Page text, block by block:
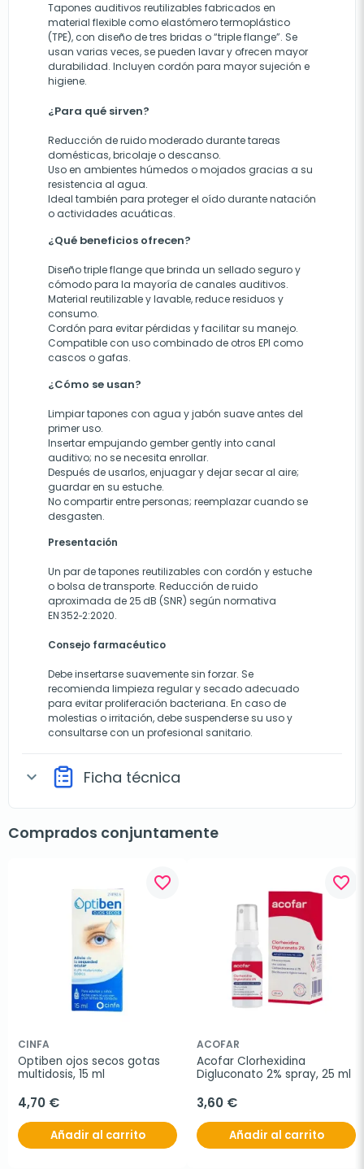
Tapones auditivos reutilizables fabricados en
material flexible como elastómero termoplástico
(TPE), con diseño de tres bridas o “triple flange”. Se
usan varias veces, se pueden lavar y ofrecen mayor
durabilidad. Incluyen cordón para mayor sujeción e
higiene.
¿Para qué sirven?
Reducción de ruido moderado durante tareas
domésticas, bricolaje o descanso.
Uso en ambientes húmedos o mojados gracias a su
resistencia al agua.
Ideal también para proteger el oído durante natación
o actividades acuáticas.
¿Qué beneficios ofrecen?
Diseño triple flange que brinda un sellado seguro y
cómodo para la mayoría de canales auditivos.
Material reutilizable y lavable, reduce residuos y
consumo.
Cordón para evitar pérdidas y facilitar su manejo.
Compatible con uso combinado de otros EPI como
cascos o gafas.
¿Cómo se usan?
Limpiar tapones con agua y jabón suave antes del
primer uso.
Insertar empujando gember gently into canal
auditivo; no se necesita enrollar.
Después de usarlos, enjuagar y dejar secar al aire;
guardar en su estuche.
No compartir entre personas; reemplazar cuando se
desgasten.
Presentación
Un par de tapones reutilizables con cordón y estuche
o bolsa de transporte. Reducción de ruido
aproximada de 25 dB (SNR) según normativa
EN 352‑2:2020.
Consejo farmacéutico
Debe insertarse suavemente sin forzar. Se
recomienda limpieza regular y secado adecuado
para evitar proliferación bacteriana. En caso de
molestias o irritación, debe suspenderse su uso y
consultarse con un profesional sanitario.
expand_more Ficha técnica
Comprados conjuntamente
favorite_border
CINFA
Optiben ojos secos gotas
multidosis, 15 ml
4,70 €
Añadir al carrito
favorite_border
ACOFAR
Acofar Clorhexidina
Digluconato 2% spray, 25 ml
3,60 €
Añadir al carrito